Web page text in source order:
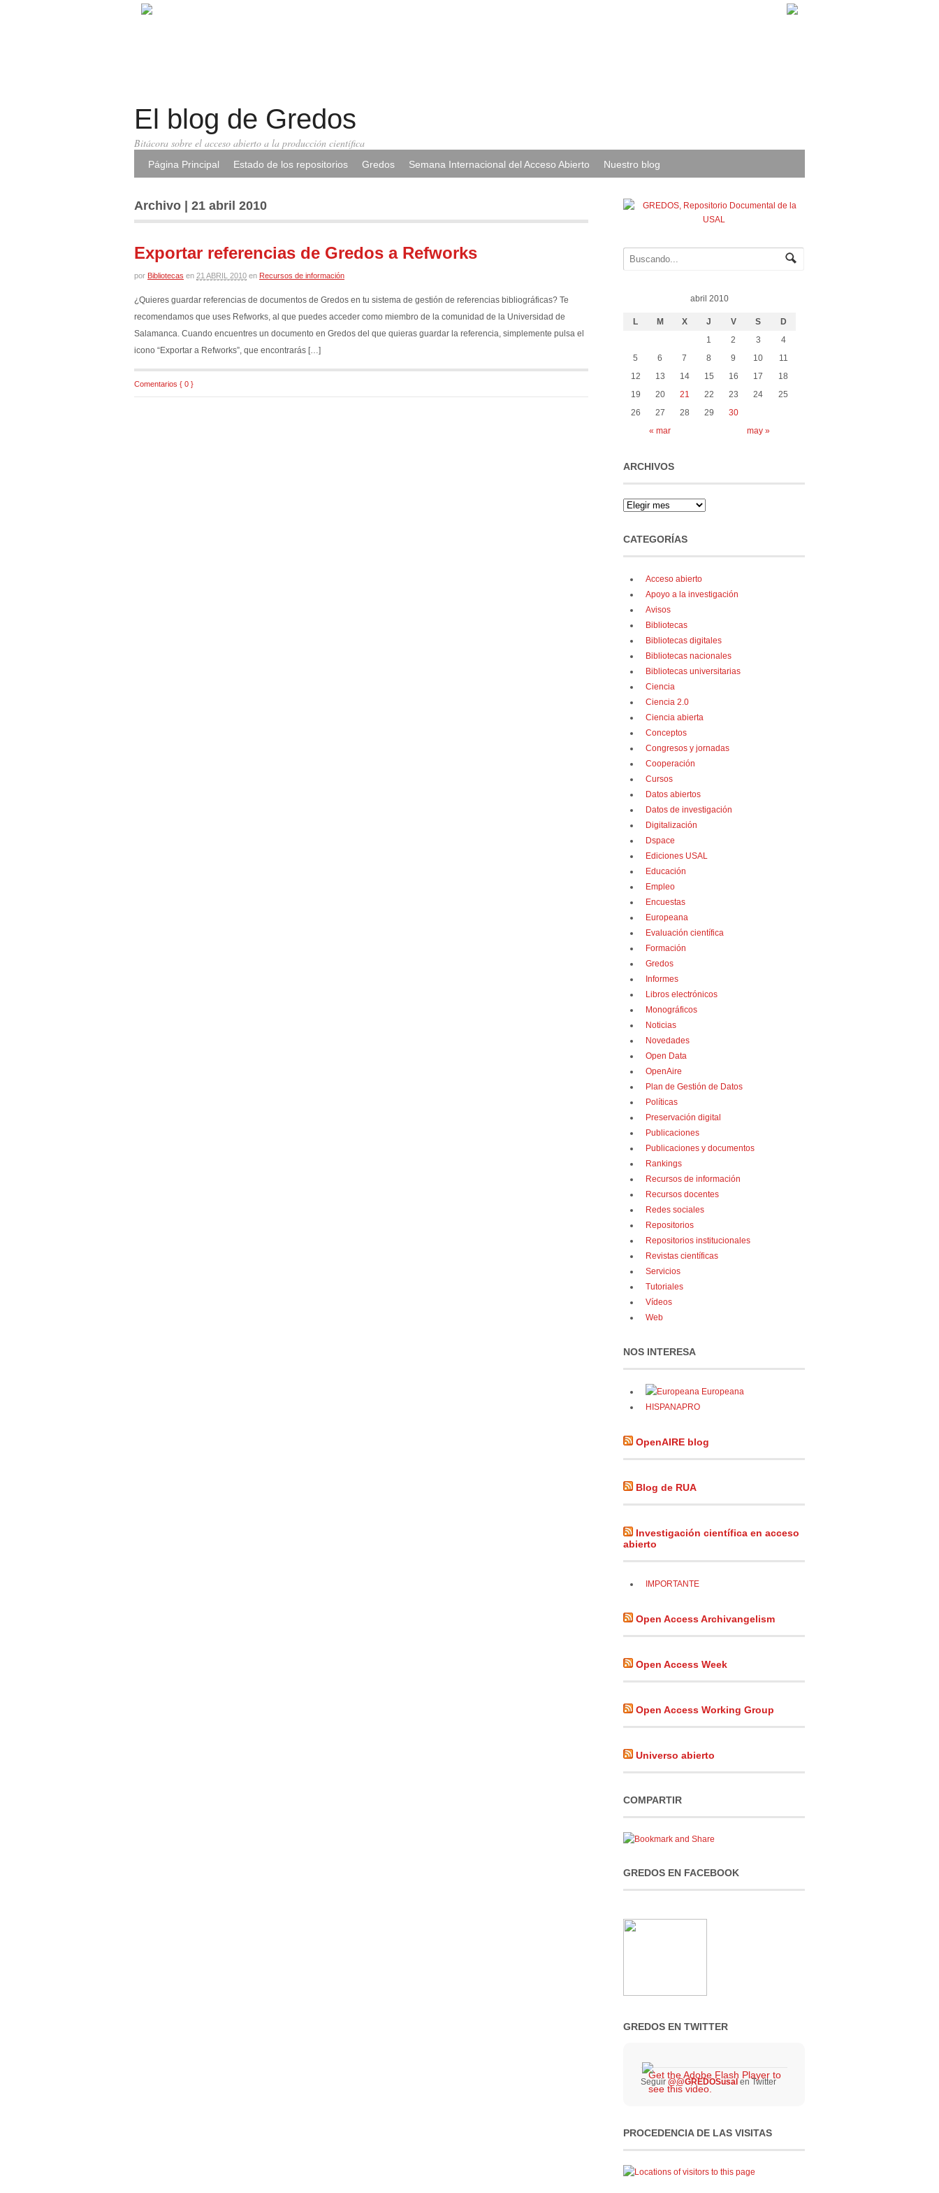
El blog de Gredos
Bitácora sobre el acceso abierto a la producción científica
Página Principal Estado de los repositorios Gredos Semana Internacional del Acceso Abierto Nuestro blog
Archivo | 21 abril 2010
Exportar referencias de Gredos a Refworks
por Bibliotecas en 21 ABRIL 2010 en Recursos de información
¿Quieres guardar referencias de documentos de Gredos en tu sistema de gestión de referencias bibliográficas? Te
recomendamos que uses Refworks, al que puedes acceder como miembro de la comunidad de la Universidad de
Salamanca. Cuando encuentres un documento en Gredos del que quieras guardar la referencia, simplemente pulsa el
icono “Exportar a Refworks”, que encontrarás […]
Comentarios { 0 }
abril 2010
L M X J V S D
« mar may »
1 2 3
4
5
6 7 8 9 10
11
12
13 14 15 16 17
18
19
20 21 22 23 24
25
26
27 28 29 30
ARCHIVOS
CATEGORÍAS
Acceso abierto
Apoyo a la investigación
Avisos
Bibliotecas
Bibliotecas digitales
Bibliotecas nacionales
Bibliotecas universitarias
Ciencia
Ciencia 2.0
Ciencia abierta
Conceptos
Congresos y jornadas
Cooperación
Cursos
Datos abiertos
Datos de investigación
Digitalización
Dspace
Ediciones USAL
Educación
Empleo
Encuestas
Europeana
Evaluación científica
Formación
Gredos
Informes
Libros electrónicos
Monográficos
Noticias
Novedades
Open Data
OpenAire
Plan de Gestión de Datos
Políticas
Preservación digital
Publicaciones
Publicaciones y documentos
Rankings
Recursos de información
Recursos docentes
Redes sociales
Repositorios
Repositorios institucionales
Revistas científicas
Servicios
Tutoriales
Vídeos
Web
NOS INTERESA
Europeana
HISPANAPRO
OpenAIRE blog
Blog de RUA
Investigación científica en acceso
abierto
IMPORTANTE
Open Access Archivangelism
Open Access Week
Open Access Working Group
Universo abierto
COMPARTIR
GREDOS EN FACEBOOK
GREDOS EN TWITTER
Seguir @@GREDOSusal en Twitter
PROCEDENCIA DE LAS VISITAS
Get the Adobe Flash Player to
see this video.